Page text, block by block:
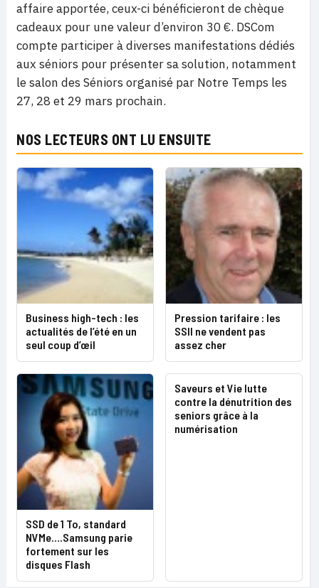
affaire apportée, ceux-ci bénéficieront de chèque
cadeaux pour une valeur d’environ 30 €. DSCom
compte participer à diverses manifestations dédiés
aux séniors pour présenter sa solution, notamment
le salon des Séniors organisé par Notre Temps les
27, 28 et 29 mars prochain.
NOS LECTEURS ONT LU ENSUITE
Business high-tech : les
actualités de l’été en un
seul coup d’œil
Pression tarifaire : les
SSII ne vendent pas
assez cher
SSD de 1 To, standard
NVMe….Samsung parie
fortement sur les
disques Flash
Saveurs et Vie lutte
contre la dénutrition des
seniors grâce à la
numérisation